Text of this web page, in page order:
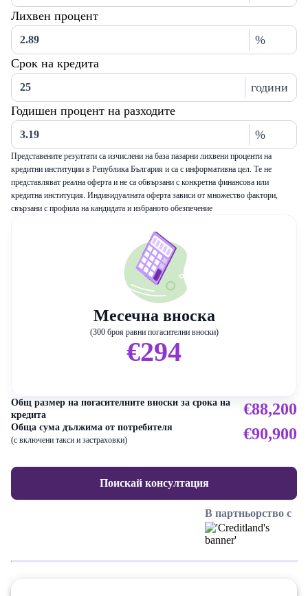
Лихвен процент
%
Срок на кредита
години
Годишен процент на разходите
%
Представените резултати са изчислени на база пазарни лихвени проценти на
кредитни институции в Република България и са с информативна цел. Те не
представляват реална оферта и не са обвързани с конкретна финансова или
кредитна институция. Индивидуалната оферта зависи от множество фактори,
свързани с профила на кандидата и избраното обезпечение
Месечна вноска
(300 броя равни погасителни вноски)
€294
Общ размер на погасителните вноски за срока на
кредита
€88,200
Обща сума дължима от потребителя
(с включени такси и застраховки) €90,900
Поискай консултация
В партньорство с